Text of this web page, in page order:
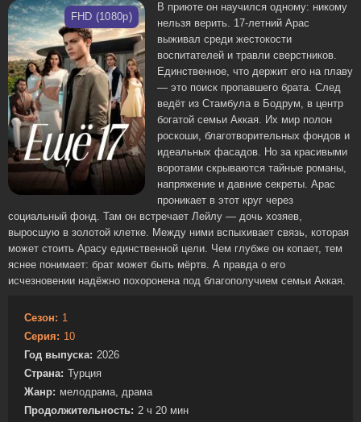
FHD (1080p)
В приюте он научился одному: никому
нельзя верить. 17-летний Арас
выживал среди жестокости
воспитателей и травли сверстников.
Единственное, что держит его на плаву
— это поиск пропавшего брата. След
ведёт из Стамбула в Бодрум, в центр
богатой семьи Аккая. Их мир полон
роскоши, благотворительных фондов и
идеальных фасадов. Но за красивыми
воротами скрываются тайные романы,
напряжение и давние секреты. Арас
проникает в этот круг через
социальный фонд. Там он встречает Лейлу — дочь хозяев,
выросшую в золотой клетке. Между ними вспыхивает связь, которая
может стоить Арасу единственной цели. Чем глубже он копает, тем
яснее понимает: брат может быть мёртв. А правда о его
исчезновении надёжно похоронена под благополучием семьи Аккая.
Сезон: 1
Серия: 10
Год выпуска: 2026
Страна: Турция
Жанр: мелодрама, драма
Продолжительность: 2 ч 20 мин